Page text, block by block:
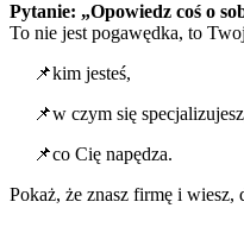
Pytanie: „Opowiedz coś o
To nie jest pogawędka, to
📌kim jesteś,
📌w czym się
📌co Cię napędza.
Pokaż, że znasz firmę i wiesz,